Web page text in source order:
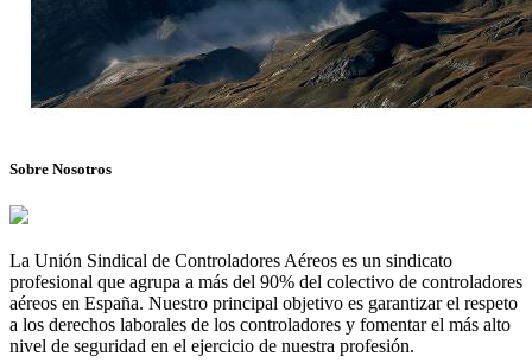
Sobre Nosotros
La Unión Sindical de Controladores Aéreos es un sindicato
profesional que agrupa a más del 90% del colectivo de controladores
aéreos en España. Nuestro principal objetivo es garantizar el respeto
a los derechos laborales de los controladores y fomentar el más alto
nivel de seguridad en el ejercicio de nuestra profesión.